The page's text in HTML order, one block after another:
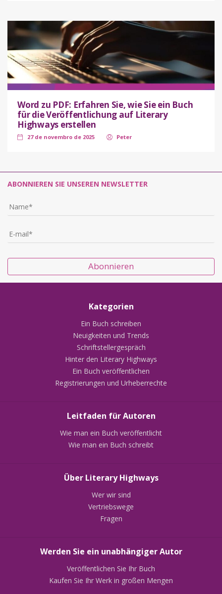
Word zu PDF: Erfahren Sie, wie Sie ein Buch
für die Veröffentlichung auf Literary
Highways erstellen
27 de novembro de 2025 Peter
ABONNIEREN SIE UNSEREN NEWSLETTER
Abonnieren
Kategorien
Ein Buch schreiben
Neuigkeiten und Trends
Schriftstellergespräch
Hinter den Literary Highways
Ein Buch veröffentlichen
Registrierungen und Urheberrechte
Leitfaden für Autoren
Wie man ein Buch veröffentlicht
Wie man ein Buch schreibt
Über Literary Highways
Wer wir sind
Vertriebswege
Fragen
Werden Sie ein unabhängiger Autor
Veröffentlichen Sie Ihr Buch
Kaufen Sie Ihr Werk in großen Mengen